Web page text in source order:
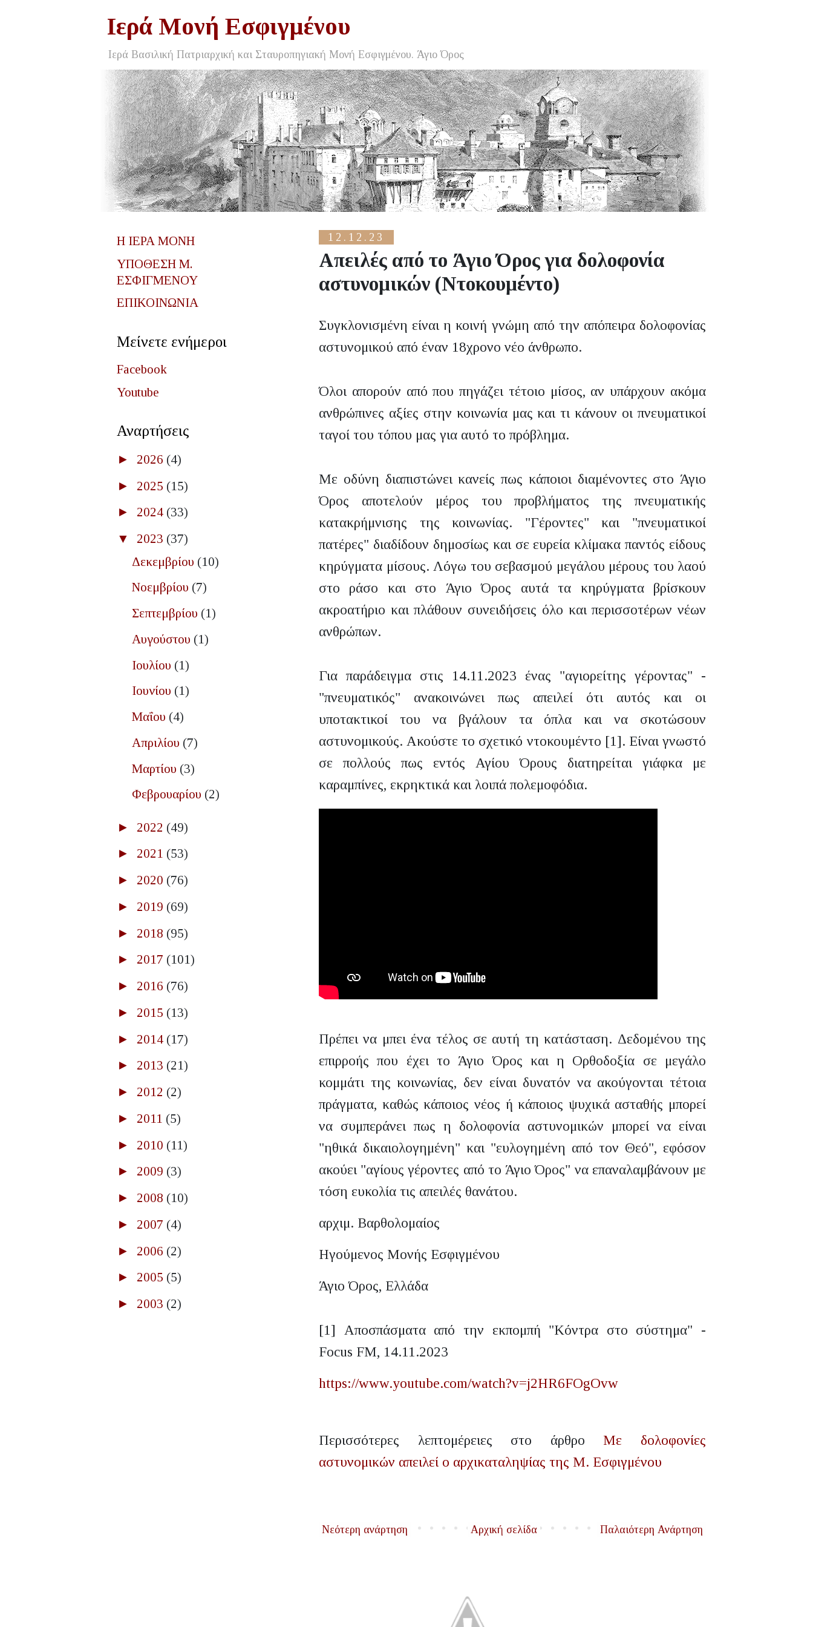
Ιερά Μονή Εσφιγμένου
Ιερά Βασιλική Πατριαρχική και Σταυροπηγιακή Μονή Εσφιγμένου. Άγιο Όρος
12.12.23
Απειλές από το Άγιο Όρος για δολοφονία
αστυνομικών (Ντοκουμέντο)
Συγκλονισμένη είναι η κοινή γνώμη από την απόπειρα δολοφονίας
αστυνομικού από έναν 18χρονο νέο άνθρωπο.
Όλοι απορούν από που πηγάζει τέτοιο μίσος, αν υπάρχουν ακόμα
ανθρώπινες αξίες στην κοινωνία μας και τι κάνουν οι πνευματικοί
ταγοί του τόπου μας για αυτό το πρόβλημα.
Με οδύνη διαπιστώνει κανείς πως κάποιοι διαμένοντες στο Άγιο
Όρος αποτελούν μέρος του προβλήματος της πνευματικής
κατακρήμνισης της κοινωνίας. "Γέροντες" και "πνευματικοί
πατέρες" διαδίδουν δημοσίως και σε ευρεία κλίμακα παντός είδους
κηρύγματα μίσους. Λόγω του σεβασμού μεγάλου μέρους του λαού
στο ράσο και στο Άγιο Όρος αυτά τα κηρύγματα βρίσκουν
ακροατήριο και πλάθουν συνειδήσεις όλο και περισσοτέρων νέων
ανθρώπων.
Για παράδειγμα στις 14.11.2023 ένας "αγιορείτης γέροντας" -
"πνευματικός" ανακοινώνει πως απειλεί ότι αυτός και οι
υποτακτικοί του να βγάλουν τα όπλα και να σκοτώσουν
αστυνομικούς. Ακούστε το σχετικό ντοκουμέντο [1]. Είναι γνωστό
σε πολλούς πως εντός Αγίου Όρους διατηρείται γιάφκα με
καραμπίνες, εκρηκτικά και λοιπά πολεμοφόδια.
Πρέπει να μπει ένα τέλος σε αυτή τη κατάσταση. Δεδομένου της
επιρροής που έχει το Άγιο Όρος και η Ορθοδοξία σε μεγάλο
κομμάτι της κοινωνίας, δεν είναι δυνατόν να ακούγονται τέτοια
πράγματα, καθώς κάποιος νέος ή κάποιος ψυχικά ασταθής μπορεί
να συμπεράνει πως η δολοφονία αστυνομικών μπορεί να είναι
"ηθικά δικαιολογημένη" και "ευλογημένη από τον Θεό", εφόσον
ακούει "αγίους γέροντες από το Άγιο Όρος" να επαναλαμβάνουν με
τόση ευκολία τις απειλές θανάτου.
αρχιμ. Βαρθολομαίος
Ηγούμενος Μονής Εσφιγμένου
Άγιο Όρος, Ελλάδα
[1] Αποσπάσματα από την εκπομπή "Κόντρα στο σύστημα" -
Focus FM, 14.11.2023
https://www.youtube.com/watch?v=j2HR6FOgOvw
Περισσότερες λεπτομέρειες στο άρθρο Με δολοφονίες
αστυνομικών απειλεί ο αρχικαταληψίας της Μ. Εσφιγμένου
Νεότερη ανάρτηση Παλαιότερη Ανάρτηση
Αρχική σελίδα
Η ΙΕΡΑ ΜΟΝΗ
ΥΠΟΘΕΣΗ Μ.
ΕΣΦΙΓΜΕΝΟΥ
ΕΠΙΚΟΙΝΩΝΙΑ
Μείνετε ενήμεροι
Facebook
Youtube
Αναρτήσεις
► 2026 (4)
► 2025 (15)
► 2024 (33)
▼ 2023 (37)
Δεκεμβρίου (10)
Νοεμβρίου (7)
Σεπτεμβρίου (1)
Αυγούστου (1)
Ιουλίου (1)
Ιουνίου (1)
Μαΐου (4)
Απριλίου (7)
Μαρτίου (3)
Φεβρουαρίου (2)
► 2022 (49)
► 2021 (53)
► 2020 (76)
► 2019 (69)
► 2018 (95)
► 2017 (101)
► 2016 (76)
► 2015 (13)
► 2014 (17)
► 2013 (21)
► 2012 (2)
► 2011 (5)
► 2010 (11)
► 2009 (3)
► 2008 (10)
► 2007 (4)
► 2006 (2)
► 2005 (5)
► 2003 (2)